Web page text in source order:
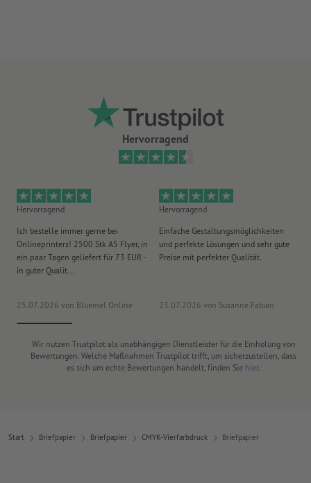
Hervorragend
Hervorragend
Ich bestelle immer gerne bei
Onlineprinters! 2500 Stk A5 Flyer, in
ein paar Tagen geliefert für 73 EUR -
in guter Qualit...
25.07.2026 von Bluemel Online
Hervorragend
Einfache Gestaltungsmöglichkeiten
und perfekte Lösungen und sehr gute
Preise mit perfekter Qualität.
23.07.2026 von Susanne Fabian
Wir nutzen Trustpilot als unabhängigen Dienstleister für die Einholung von
Bewertungen. Welche Maßnahmen Trustpilot trifft, um sicherzustellen, dass
es sich um echte Bewertungen handelt, finden Sie hier.
Start Briefpapier Briefpapier CMYK-Vierfarbdruck Briefpapier